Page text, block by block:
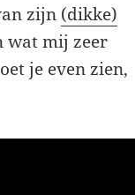
zijn (dikke)
wat mij zeer
je even zien,